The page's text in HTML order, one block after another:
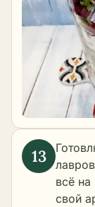
всё на
свой